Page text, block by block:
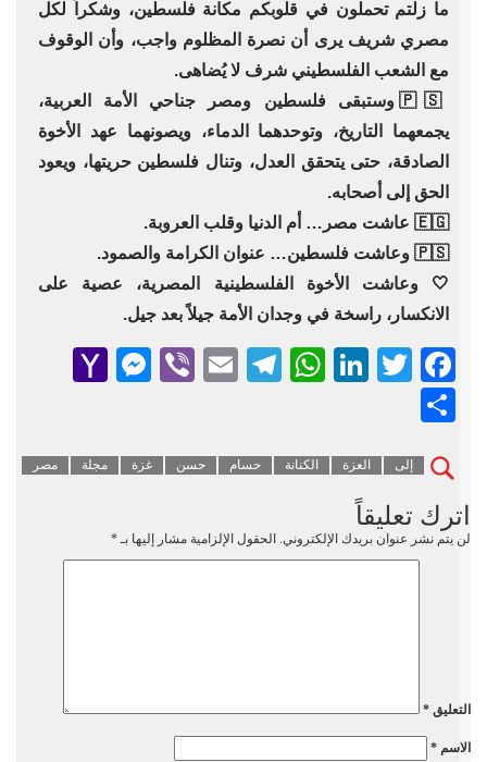
ما زلتم تحملون في قلوبكم مكانة فلسطين، وشكراً لكل
مصري شريف يرى أن نصرة المظلوم واجب، وأن الوقوف
مع الشعب الفلسطيني شرف لا يُضاهى.
🇵🇸 وستبقى فلسطين ومصر جناحي الأمة العربية،
يجمعهما التاريخ، وتوحدهما الدماء، ويصونهما عهد الأخوة
الصادقة، حتى يتحقق العدل، وتنال فلسطين حريتها، ويعود
الحق إلى أصحابه.
🇪🇬 عاشت مصر… أم الدنيا وقلب العروبة.
🇵🇸 وعاشت فلسطين… عنوان الكرامة والصمود.
🤍 وعاشت الأخوة الفلسطينية المصرية، عصية على
الانكسار، راسخة في وجدان الأمة جيلاً بعد جيل.
Facebook
Twitter
LinkedIn
WhatsApp
Telegram
Email
Viber
إلى العزة الكنانة حسام حسن غزة مجلة مصر
اترك تعليقاً
لن يتم نشر عنوان بريدك الإلكتروني. الحقول الإلزامية مشار إليها بـ*
التعليق *
الاسم *